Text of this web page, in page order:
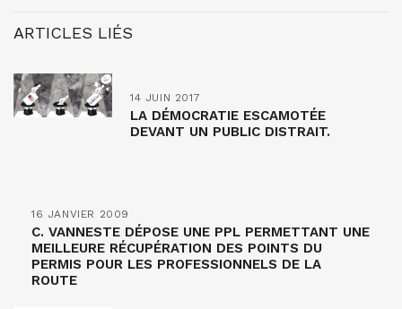
ARTICLES LIÉS
14 JUIN 2017
LA DÉMOCRATIE ESCAMOTÉE
DEVANT UN PUBLIC DISTRAIT.
16 JANVIER 2009
C. VANNESTE DÉPOSE UNE PPL PERMETTANT UNE
MEILLEURE RÉCUPÉRATION DES POINTS DU
PERMIS POUR LES PROFESSIONNELS DE LA
ROUTE